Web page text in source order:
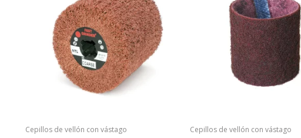
Cepillos de vellón con vástago Cepillos de vellón con vástago